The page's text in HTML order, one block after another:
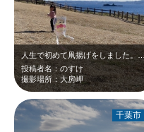
人生で初めて凧揚げをしました。お気に入りのアンパンマンを描いて臨みましたが、思…
投稿者名：のすけ
撮影場所：大房岬
千葉市